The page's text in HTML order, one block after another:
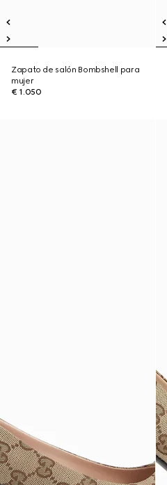
Zapato de salón Bombshell para
mujer
€ 1.050